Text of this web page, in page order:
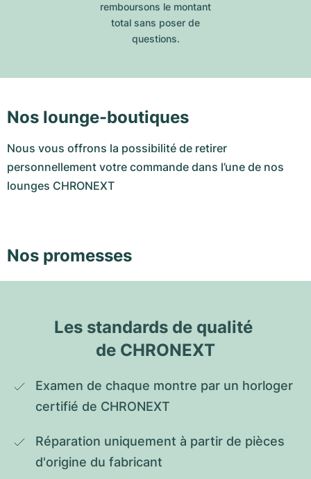
remboursons le montant
total sans poser de
questions.
Nos lounge-boutiques
Nous vous offrons la possibilité de retirer
personnellement votre commande dans l’une de nos
lounges CHRONEXT
Nos promesses
Les standards de qualité
de CHRONEXT
Examen de chaque montre par un horloger
certifié de CHRONEXT
Réparation uniquement à partir de pièces
d'origine du fabricant